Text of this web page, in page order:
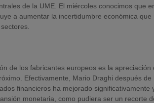
de la UME. El miércoles conocimos que
a aumentar la incertidumbre económica
de los fabricantes europeos es la
Efectivamente, Mario Draghi después
financieros ha mejorado
monetaria, como pudiera ser un recorte